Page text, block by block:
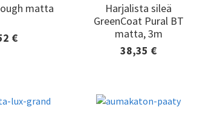
matta
€
matta
ja
Harjalista sileä
GreenCoat Pural BT
matta, 3m
38,35 €
Harjalista sileä
GreenCoat Pural BT
matta, 3m
Lisätiedot ja